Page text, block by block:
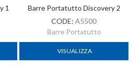
1
Barre Portatutto Discovery 2
CODE: A5500
Barre Portatutto
VISUALIZZA